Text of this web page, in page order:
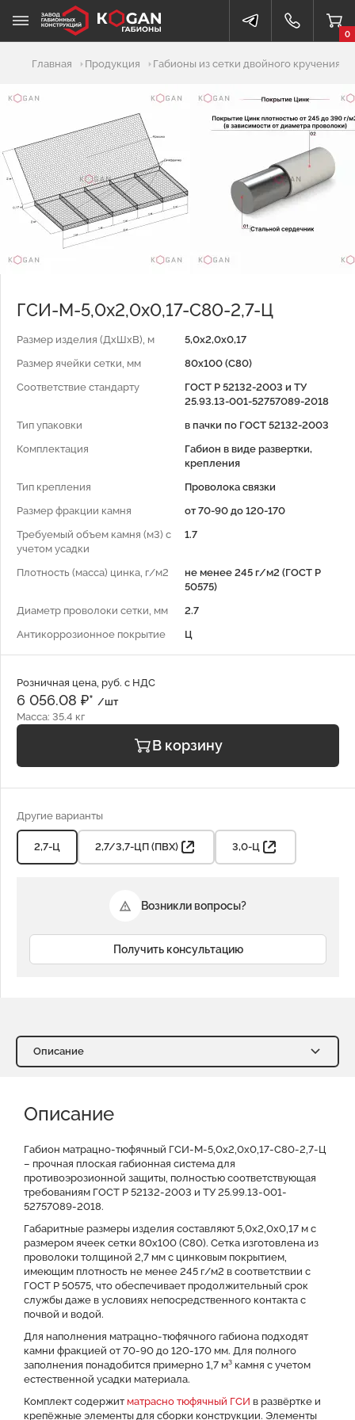
0
Добавлено в корзину
Главная Продукция Габионы из сетки двойного кручения
ГСИ-М-5,0х2,0х0,17-С80-2,7-Ц
Размер изделия (ДхШхВ), м
5,0х2,0х0,17
Размер ячейки сетки, мм
80x100 (C80)
Соответствие стандарту
ГОСТ Р 52132-2003 и ТУ
25.93.13-001-52757089-2018
Тип упаковки
в пачки по ГОСТ 52132-2003
Комплектация
Габион в виде развертки,
крепления
Тип крепления
Проволока связки
Размер фракции камня
от 70-90 до 120-170
Требуемый объем камня (м3) с
учетом усадки
1.7
Плотность (масса) цинка, г/м2
не менее 245 г/м2 (ГОСТ Р
50575)
Диаметр проволоки сетки, мм
2.7
Антикоррозионное покрытие
Ц
Розничная цена, руб. с НДС
6 056.08 ₽* /шт
Масса: 35.4 кг
В корзину
Другие варианты
2,7-Ц 2,7/3,7-ЦП (ПВХ) 3,0-Ц
Возникли вопросы?
Получить консультацию
Описание
Доставка и оплата
Преимущества Оставить заявку на КП
Файлы для скачивания
Описание
Габион матрацно-тюфячный ГСИ-М-5,0х2,0х0,17-С80-2,7-Ц
– прочная плоская габионная система для
противоэрозионной защиты, полностью соответствующая
требованиям ГОСТ Р 52132-2003 и ТУ 25.99.13-001-
52757089-2018.
Габаритные размеры изделия составляют 5,0х2,0х0,17 м с
размером ячеек сетки 80x100 (С80). Сетка изготовлена из
проволоки толщиной 2,7 мм с цинковым покрытием,
имеющим плотность не менее 245 г/м2 в соответствии с
ГОСТ Р 50575, что обеспечивает продолжительный срок
службы даже в условиях непосредственного контакта с
почвой и водой.
Для наполнения матрацно-тюфячного габиона подходят
камни фракцией от 70-90 до 120-170 мм. Для полного
заполнения понадобится примерно 1,7 м³ камня с учетом
естественной усадки материала.
Комплект содержит матрасно тюфячный ГСИ в развёртке и
крепёжные элементы для сборки конструкции. Элементы